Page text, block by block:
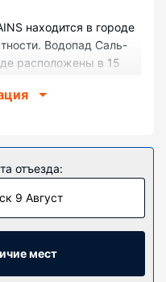
находится в городе
Водопад Саль-
расположены в 15
расположением:
одном из 18 номеров,
Бесплатный
позволит всегда
телевидение не даст
и фен.
отъезда:
9 Август
мест